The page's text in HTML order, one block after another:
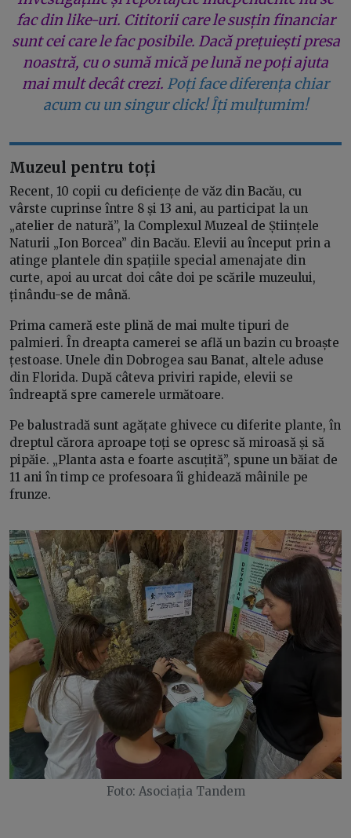
fac din like-uri. Cititorii care le susțin financiar
sunt cei care le fac posibile. Dacă prețuiești presa
noastră, cu o sumă mică pe lună ne poți ajuta
mai mult decât crezi. Poți face diferența chiar
acum cu un singur click! Îți mulțumim!
Muzeul pentru toți
Recent, 10 copii cu deficiențe de văz din Bacău, cu
vârste cuprinse între 8 și 13 ani, au participat la un
„atelier de natură”, la Complexul Muzeal de Științele
Naturii „Ion Borcea” din Bacău. Elevii au început prin a
atinge plantele din spațiile special amenajate din
curte, apoi au urcat doi câte doi pe scările muzeului,
ținându-se de mână.
Prima cameră este plină de mai multe tipuri de
palmieri. În dreapta camerei se află un bazin cu broaște
țestoase. Unele din Dobrogea sau Banat, altele aduse
din Florida. După câteva priviri rapide, elevii se
îndreaptă spre camerele următoare.
Pe balustradă sunt agățate ghivece cu diferite plante, în
dreptul cărora aproape toți se opresc să miroasă și să
pipăie. „Planta asta e foarte ascuțită”, spune un băiat de
11 ani în timp ce profesoara îi ghidează mâinile pe
frunze.
Foto: Asociația Tandem